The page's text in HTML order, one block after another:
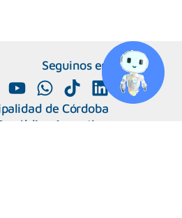
Seguinos en
de Córdoba
Argentina